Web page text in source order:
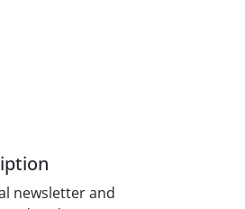
newsletter and